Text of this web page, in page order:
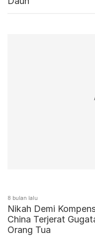
8 bulan lalu
Nikah Demi
China Terjerat
Orang Tua